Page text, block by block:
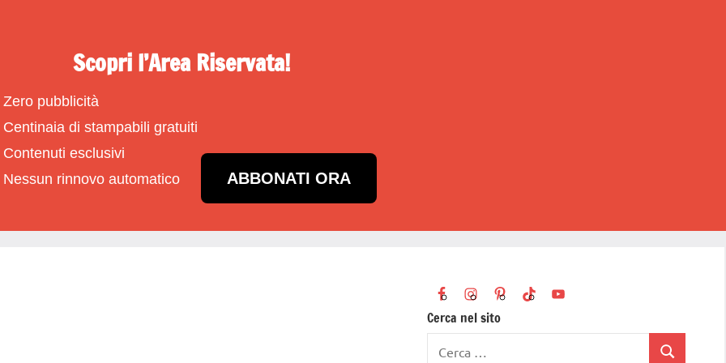
Scopri l’Area Riservata!
Zero pubblicità
Centinaia di stampabili gratuiti
Contenuti esclusivi
Nessun rinnovo automatico
ABBONATI ORA
Cerca nel sito